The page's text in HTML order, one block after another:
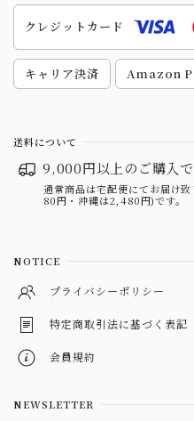
クレジットカード
キャリア決済 Amazon
送料について
9,000円以上のご購入で
通常商品は宅配便にてお届け
80円・沖縄は2,480円)です。
NOTICE
プライバシーポリシー
特定商取引法に基づく表記
会員規約
NEWSLETTER